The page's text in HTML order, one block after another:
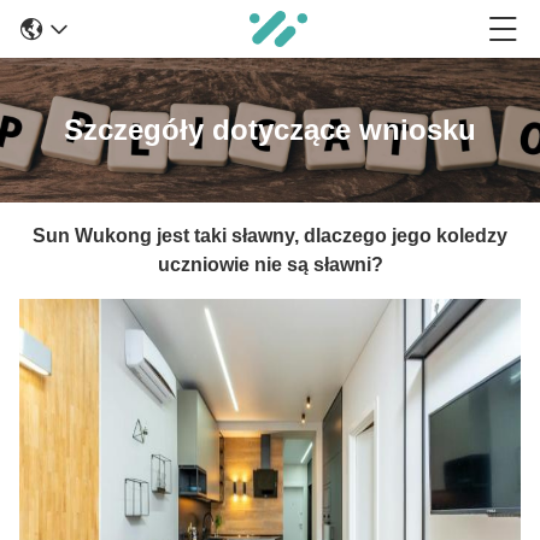
Szczegóły dotyczące wniosku
Sun Wukong jest taki sławny, dlaczego jego koledzy
uczniowie nie są sławni?